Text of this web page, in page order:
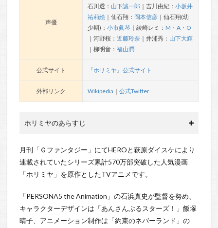
声優
石川透： 山下誠一郎｜吉川由紀： 小坂井
祐莉絵｜仙石翔： 岡本信彦｜仙石翔(幼
少期)： 小市眞琴｜綾崎レミ： M・A・O
｜河野桜： 近藤玲奈｜井浦秀： 山下大輝
｜柳明音： 福山潤
公式サイト 『ホリミヤ』公式サイト
外部リンク Wikipedia ｜ 公式Twitter
ホリミヤのあらすじ
月刊「Ｇファンタジー」にてHEROと萩原ダイスケにより
連載されていたシリーズ累計570万部突破した人気漫画
「ホリミヤ」を原作としたTVアニメです。
「PERSONA5 the Animation」の石浜真史が監督を努め、
キャラクターデザインは「あんさんぶるスターズ！」飯塚
晴子、アニメーション制作は「約束のネバーランド」の